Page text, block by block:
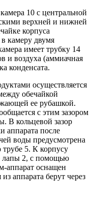
10 с центральной
верхней и нижней
корпуса
камеру двумя
имеет трубку 14
и воздуха (аммиачная
конденсата.
осуществляется
обечайкой
ее рубашкой.
с этим зазором
В кольцевой зазор
аппарата после
воды предусмотрена
5. К корпусу
лапы 2, с помощью
аппарат оснащен
аппарата берут через